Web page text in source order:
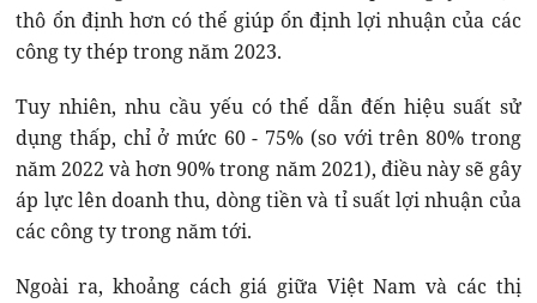
thô ổn định hơn có thể giúp ổn định lợi nhuận của các
công ty thép trong năm 2023.
Tuy nhiên, nhu cầu yếu có thể dẫn đến hiệu suất sử
dụng thấp, chỉ ở mức 60 - 75% (so với trên 80% trong
năm 2022 và hơn 90% trong năm 2021), điều này sẽ gây
áp lực lên doanh thu, dòng tiền và tỉ suất lợi nhuận của
các công ty trong năm tới.
Ngoài ra, khoảng cách giá giữa Việt Nam và các thị